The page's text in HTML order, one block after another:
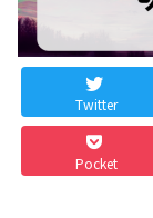
Twitter
Pocket